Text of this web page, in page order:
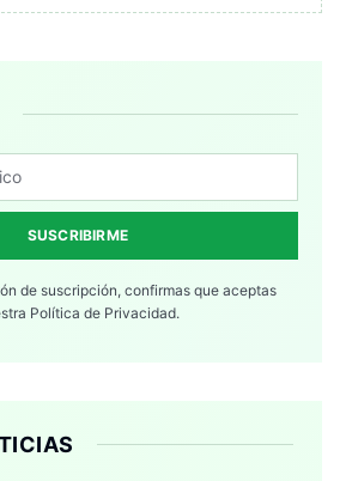
SUSCRIBIRME
de suscripción, confirmas que aceptas
Política de Privacidad.